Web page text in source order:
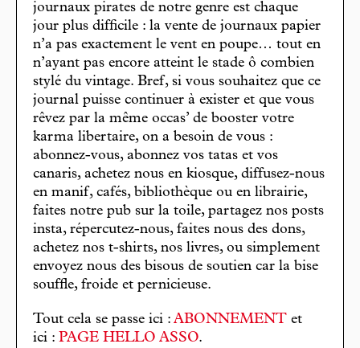
journaux pirates de notre genre est chaque
jour plus difficile : la vente de journaux papier
n’a pas exactement le vent en poupe… tout en
n’ayant pas encore atteint le stade ô combien
stylé du vintage. Bref, si vous souhaitez que ce
journal puisse continuer à exister et que vous
rêvez par la même occas’ de booster votre
karma libertaire, on a besoin de vous :
abonnez-vous, abonnez vos tatas et vos
canaris, achetez nous en kiosque, diffusez-nous
en manif, cafés, bibliothèque ou en librairie,
faites notre pub sur la toile, partagez nos posts
insta, répercutez-nous, faites nous des dons,
achetez nos t-shirts, nos livres, ou simplement
envoyez nous des bisous de soutien car la bise
souffle, froide et pernicieuse.
Tout cela se passe ici : ABONNEMENT et
ici : PAGE HELLO ASSO.